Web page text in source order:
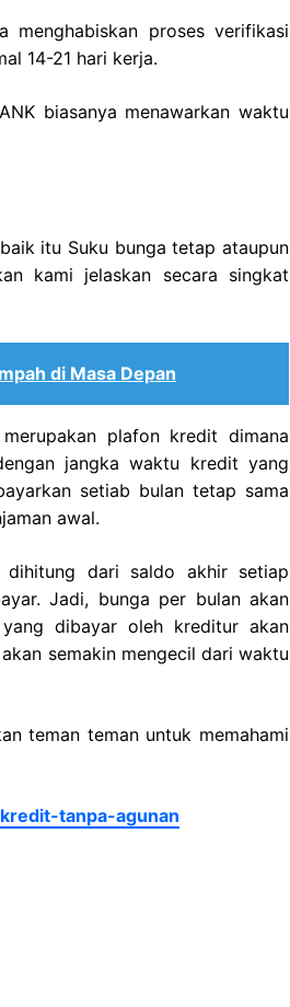
menghabiskan proses verifikasi
14-21 hari kerja.
biasanya menawarkan waktu
itu Suku bunga tetap ataupun
kami jelaskan secara singkat
di Masa Depan
plafon kredit dimana
jangka waktu kredit yang
setiab bulan tetap sama
awal.
dari saldo akhir setiap
Jadi, bunga per bulan akan
dibayar oleh kreditur akan
semakin mengecil dari waktu
teman teman untuk memahami
tanpa-agunan